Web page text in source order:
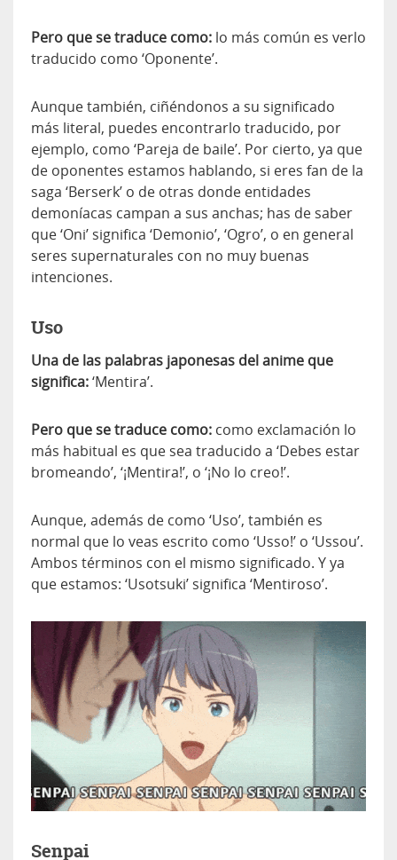
Pero que se traduce como: lo más común es verlo
traducido como ‘Oponente’.
Aunque también, ciñéndonos a su significado
más literal, puedes encontrarlo traducido, por
ejemplo, como ‘Pareja de baile’. Por cierto, ya que
de oponentes estamos hablando, si eres fan de la
saga ‘Berserk’ o de otras donde entidades
demoníacas campan a sus anchas; has de saber
que ‘Oni’ significa ‘Demonio’, ‘Ogro’, o en general
seres supernaturales con no muy buenas
intenciones.
Uso
Una de las palabras japonesas del anime que
significa:‘Mentira’.
Pero que se traduce como: como exclamación lo
más habitual es que sea traducido a ‘Debes estar
bromeando’, ‘¡Mentira!’, o ‘¡No lo creo!’.
Aunque, además de como ‘Uso’, también es
normal que lo veas escrito como ‘Usso!’ o ‘Ussou’.
Ambos términos con el mismo significado. Y ya
que estamos: ‘Usotsuki’ significa ‘Mentiroso’.
Senpai